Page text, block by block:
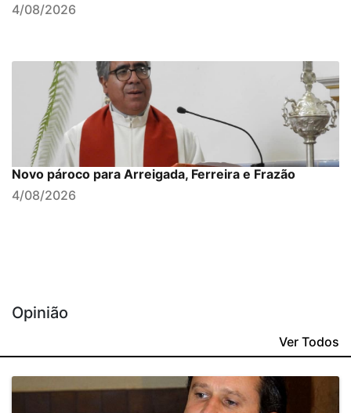
4/08/2026
Novo pároco para Arreigada, Ferreira e Frazão
4/08/2026
Opinião
Ver Todos